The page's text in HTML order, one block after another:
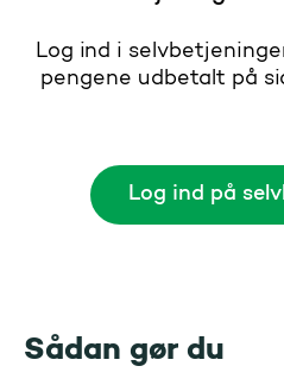
Log ind i
pengene udbetalt på
Log ind på
Sådan gør du